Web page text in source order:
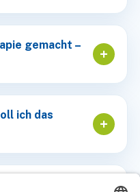
gemacht –
+
ich das
+
– falle ich